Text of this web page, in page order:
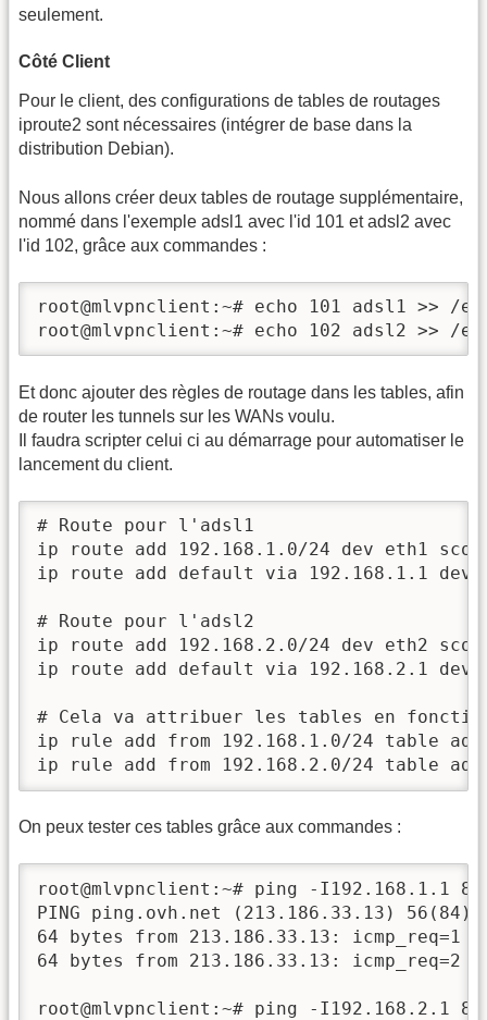
seulement.
Côté Client
Pour le client, des configurations de tables de routages
iproute2 sont nécessaires (intégrer de base dans la
distribution Debian).
Nous allons créer deux tables de routage supplémentaire,
nommé dans l'exemple adsl1 avec l'id 101 et adsl2 avec
l'id 102, grâce aux commandes :
root@mlvpnclient:~# echo 101 adsl1 >> /
root@mlvpnclient:~# echo 102 adsl2 >> /
Et donc ajouter des règles de routage dans les tables, afin
de router les tunnels sur les WANs voulu.
Il faudra scripter celui ci au démarrage pour automatiser le
lancement du client.
# Route pour l'adsl1
ip route add 192.168.1.0/24 dev eth1
ip route add default via 192.168.1.1 dev
# Route pour l'adsl2
ip route add 192.168.2.0/24 dev eth2
ip route add default via 192.168.2.1 dev
# Cela va attribuer les tables en
ip rule add from 192.168.1.0/24 table
ip rule add from 192.168.2.0/24 table
On peux tester ces tables grâce aux commandes :
root@mlvpnclient:~# ping -I192.168.1.1
PING ping.ovh.net (213.186.33.13)
64 bytes from 213.186.33.13: icmp_req=1
64 bytes from 213.186.33.13: icmp_req=2
root@mlvpnclient:~# ping -I192.168.2.1